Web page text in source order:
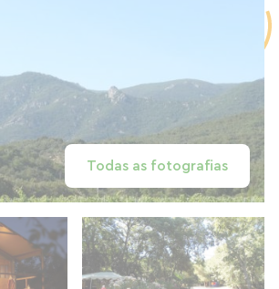
Todas as fotografias